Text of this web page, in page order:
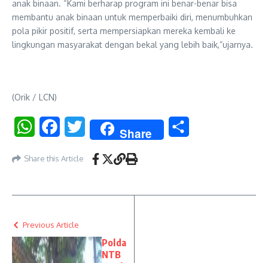
anak binaan. “Kami berharap program ini benar-benar bisa
membantu anak binaan untuk memperbaiki diri, menumbuhkan
pola pikir positif, serta mempersiapkan mereka kembali ke
lingkungan masyarakat dengan bekal yang lebih baik,”ujarnya.
(Orik / LCN)
WhatsAppFacebookTwitter Share
Share this Article
Previous Article
Polda
NTB